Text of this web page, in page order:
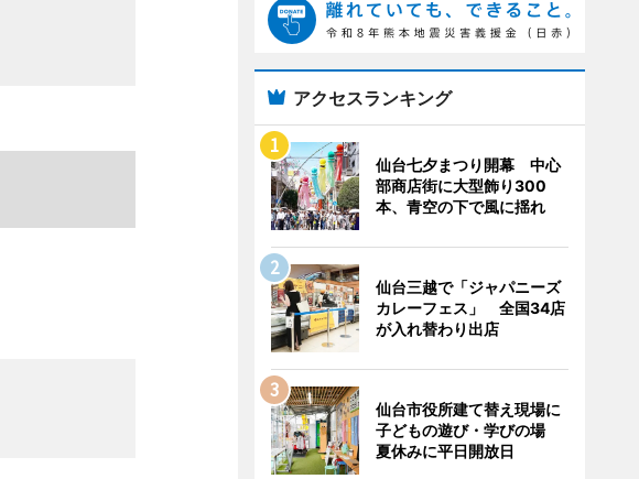
アクセスランキング
仙台七夕まつり開幕 中心
部商店街に大型飾り300
本、青空の下で風に揺れ
仙台三越で「ジャパニーズ
カレーフェス」 全国34店
が入れ替わり出店
仙台市役所建て替え現場に
子どもの遊び・学びの場
夏休みに平日開放日